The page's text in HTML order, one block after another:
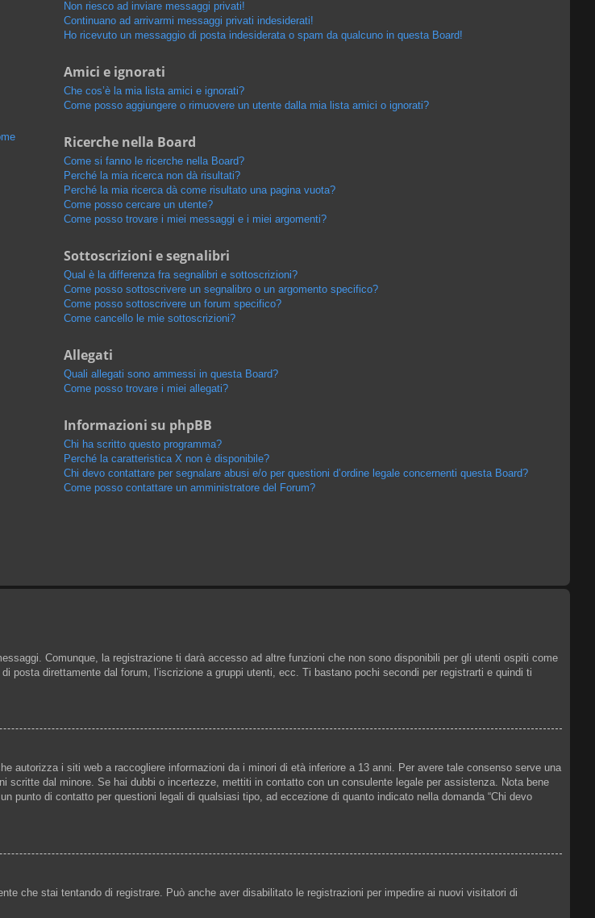
Non riesco ad inviare messaggi privati!
Continuano ad arrivarmi messaggi privati indesiderati!
Ho ricevuto un messaggio di posta indesiderata o spam da qualcuno in questa Board!
Amici e ignorati
Che cos’è la mia lista amici e ignorati?
Come posso aggiungere o rimuovere un utente dalla mia lista amici o ignorati?
Ricerche nella Board
Come si fanno le ricerche nella Board?
Perché la mia ricerca non dà risultati?
Perché la mia ricerca dà come risultato una pagina vuota?
Come posso cercare un utente?
Come posso trovare i miei messaggi e i miei argomenti?
Sottoscrizioni e segnalibri
Qual è la differenza fra segnalibri e sottoscrizioni?
Come posso sottoscrivere un segnalibro o un argomento specifico?
Come posso sottoscrivere un forum specifico?
Come cancello le mie sottoscrizioni?
Allegati
Quali allegati sono ammessi in questa Board?
Come posso trovare i miei allegati?
Informazioni su phpBB
Chi ha scritto questo programma?
Perché la caratteristica X non è disponibile?
Chi devo contattare per segnalare abusi e/o per questioni d’ordine legale concernenti questa Board?
Come posso contattare un amministratore del Forum?
Comunque, la registrazione ti darà accesso ad altre funzioni che non sono disponibili per gli utenti ospiti come
posta direttamente dal forum, l’iscrizione a gruppi utenti, ecc. Ti bastano pochi secondi per registrarti e quindi ti
autorizza i siti web a raccogliere informazioni da i minori di età inferiore a 13 anni. Per avere tale consenso serve una
dal minore. Se hai dubbi o incertezze, mettiti in contatto con un consulente legale per assistenza. Nota bene
punto di contatto per questioni legali di qualsiasi tipo, ad eccezione di quanto indicato nella domanda “Chi devo
che stai tentando di registrare. Può anche aver disabilitato le registrazioni per impedire ai nuovi visitatori di